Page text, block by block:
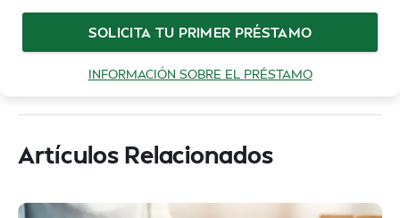
SOLICITA TU PRIMER PRÉSTAMO
INFORMACIÓN SOBRE EL PRÉSTAMO
Artículos Relacionados